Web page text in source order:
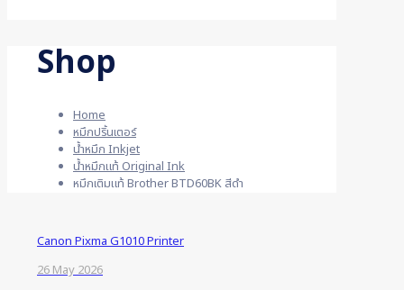
Shop
Home
หมึกปริ้นเตอร์
น้ำหมึก Inkjet
น้ำหมึกแท้ Original Ink
หมึกเติมแท้ Brother BTD60BK สีดำ
Canon Pixma G1010 Printer
26 May 2026